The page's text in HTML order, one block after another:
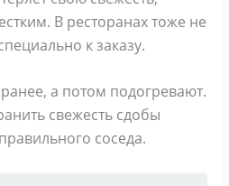
В ресторанах тоже не
к заказу.
а потом подогревают.
свежесть сдобы
соседа.